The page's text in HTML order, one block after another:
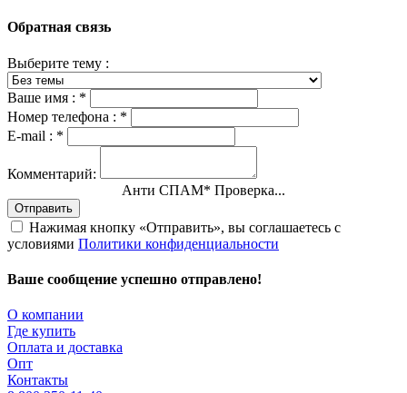
Обратная связь
Выберите тему :
Ваше имя : *
Номер телефона : *
E-mail : *
Комментарий:
Анти СПАМ* Проверка...
Отправить
Нажимая кнопку «Отправить», вы соглашаетесь с
условиями Политики конфиденциальности
Ваше сообщение успешно отправлено!
О компании
Где купить
Оплата и доставка
Опт
Контакты